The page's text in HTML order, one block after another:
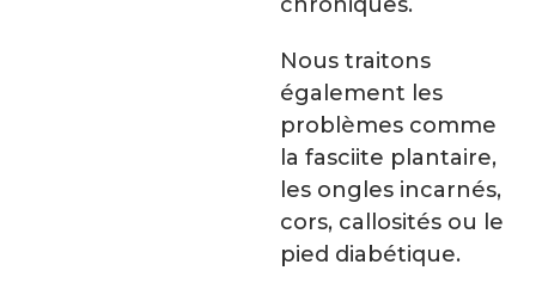
chroniques.
Nous traitons
également les
problèmes comme
la fasciite plantaire,
les ongles incarnés,
cors, callosités ou le
pied diabétique.